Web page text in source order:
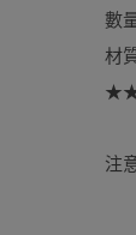
數
材
注